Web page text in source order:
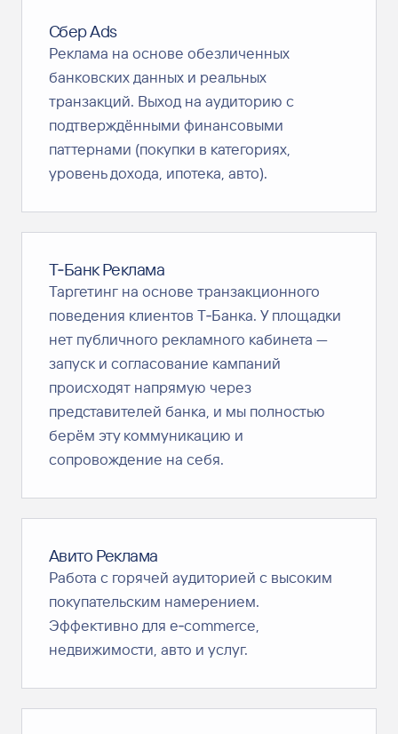
Сбер Ads
Реклама на основе обезличенных
банковских данных и реальных
транзакций. Выход на аудиторию с
подтверждёнными финансовыми
паттернами (покупки в категориях,
уровень дохода, ипотека, авто).
Т‑Банк Реклама
Таргетинг на основе транзакционного
поведения клиентов Т‑Банка. У площадки
нет публичного рекламного кабинета —
запуск и согласование кампаний
происходят напрямую через
представителей банка, и мы полностью
берём эту коммуникацию и
сопровождение на себя.
Авито Реклама
Работа с горячей аудиторией с высоким
покупательским намерением.
Эффективно для e‑commerce,
недвижимости, авто и услуг.